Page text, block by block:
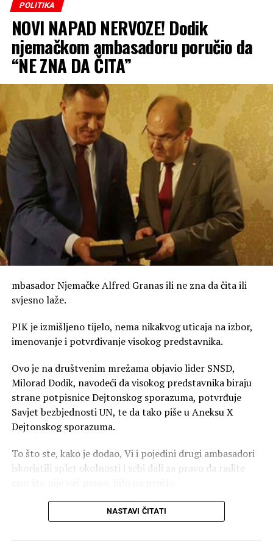
penzioneru ostane u novčaniku kada izađe iz apoteke”,
istakao je Stanišić.
Rješenje za plate: Smanjiti namete, ali usloviti
poslodavce
opterećenju na radničke plate, član Predsjedništva
Pokreta „Sigurna Srpska” ponudio je konkretno rješenje
koje ne šteti ni privrednicima ni radnicima, već zahtijeva
da država napravi ustupak.
leđima privrednika ili radnika. Naša ideja jeste da država
uradi korak nazad. Ako privredniku rasteretite namete
zadržati poslodavac — ona ide direktno radniku.
Naravno, to smanjenje nameta mora biti uslovljeno
obavezom poslodavca da poveća platu. Do sada su sva
POLITIKA
NOVI NAPAD NERVOZE! Dodik
njemačkom ambasadoru poručio da
“NE ZNA DA ČITA”
mbasador Njemačke Alfred Granas ili ne zna da čita ili
svjesno laže.
PIK je izmišljeno tijelo, nema nikakvog uticaja na izbor,
imenovanje i potvrđivanje visokog predstavnika.
Ovo je na društvenim mrežama objavio lider SNSD,
Milorad Dodik, navodeći da visokog predstavnika biraju
strane potpisnice Dejtonskog sporazuma, potvrđuje
Savjet bezbjednosti UN, te da tako piše u Aneksu X
Dejtonskog sporazuma.
To što ste, kako je dodao, Vi i pojedini drugi ambasadori
iskoristili splet okolnosti i sebi dali za pravo da radite
– U Sarajevo ste došli da predstavljate Njemačku, ne da
uređujete BiH. Držite se toga i prestanite da obmanjujete
i lažete javnost – poručio je Dodi
NASTAVI ČITATI